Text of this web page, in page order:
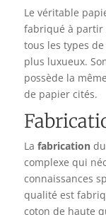
Le véritable
fabriqué à partir
tous les types
plus luxueux.
possède la
de papier cités.
La fabricationdu
complexe qui
connaissances
qualité est
coton de haute